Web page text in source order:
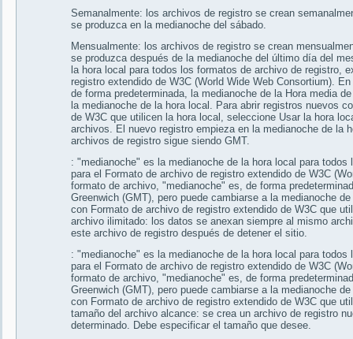
Semanalmente: los archivos de registro se crean
se produzca en la medianoche del sábado.
Mensualmente: los archivos de registro se crean
se produzca después de la medianoche del último día del
la hora local para todos los formatos de archivo de registro,
registro extendido de W3C (World Wide Web Consortium).
de forma predeterminada, la medianoche de la Hora media
la medianoche de la hora local. Para abrir registros nuevos
de W3C que utilicen la hora local, seleccione Usar la hora
archivos. El nuevo registro empieza en la medianoche de la
archivos de registro sigue siendo GMT.
: "medianoche" es la medianoche de la hora local para
para el Formato de archivo de registro extendido de W3C
formato de archivo, "medianoche" es, de forma
Greenwich (GMT), pero puede cambiarse a la medianoche
con Formato de archivo de registro extendido de W3C que
archivo ilimitado: los datos se anexan siempre al mismo
este archivo de registro después de detener el sitio.
: "medianoche" es la medianoche de la hora local para
para el Formato de archivo de registro extendido de W3C
formato de archivo, "medianoche" es, de forma
Greenwich (GMT), pero puede cambiarse a la medianoche
con Formato de archivo de registro extendido de W3C que
tamaño del archivo alcance: se crea un archivo de registro
determinado. Debe especificar el tamaño que desee.